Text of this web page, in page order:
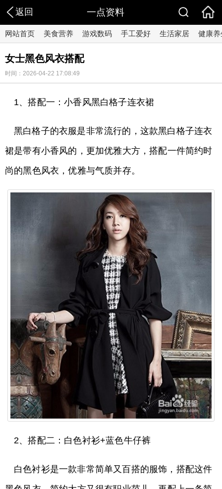
返回 一点资料
网站首页 美食营养 游戏数码 手工爱好 生活家居 健康养
女士黑色风衣搭配
时间：2026-04-22 17:08:49
1、搭配一：小香风黑白格子连衣裙
黑白格子的衣服是非常流行的，这款黑白格子连衣
裙是带有小香风的，更加优雅大方，搭配一件简约时
尚的黑色风衣，优雅与气质并存。
2、搭配二：白色衬衫+蓝色牛仔裤
白色衬衫是一款非常简单又百搭的服饰，搭配这件